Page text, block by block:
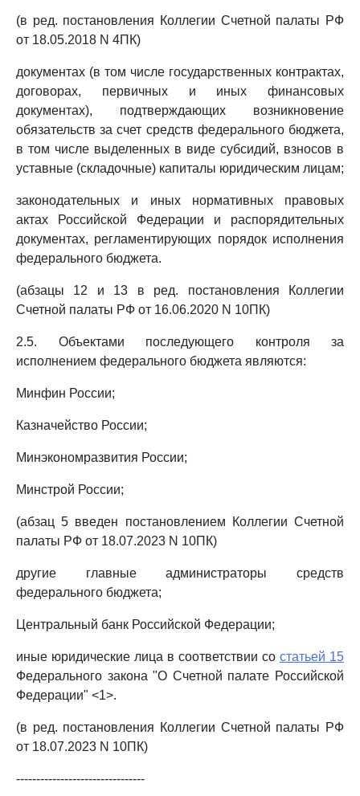
(в ред. постановления Коллегии Счетной палаты РФ
от 18.05.2018 N 4ПК)
документах (в том числе государственных контрактах,
договорах, первичных и иных финансовых
документах), подтверждающих возникновение
обязательств за счет средств федерального бюджета,
в том числе выделенных в виде субсидий, взносов в
уставные (складочные) капиталы юридическим лицам;
законодательных и иных нормативных правовых
актах Российской Федерации и распорядительных
документах, регламентирующих порядок исполнения
федерального бюджета.
(абзацы 12 и 13 в ред. постановления Коллегии
Счетной палаты РФ от 16.06.2020 N 10ПК)
2.5. Объектами последующего контроля за
исполнением федерального бюджета являются:
Минфин России;
Казначейство России;
Минэкономразвития России;
Минстрой России;
(абзац 5 введен постановлением Коллегии Счетной
палаты РФ от 18.07.2023 N 10ПК)
другие главные администраторы средств
федерального бюджета;
Центральный банк Российской Федерации;
иные юридические лица в соответствии со статьей 15
Федерального закона "О Счетной палате Российской
Федерации" <1>.
(в ред. постановления Коллегии Счетной палаты РФ
от 18.07.2023 N 10ПК)
--------------------------------